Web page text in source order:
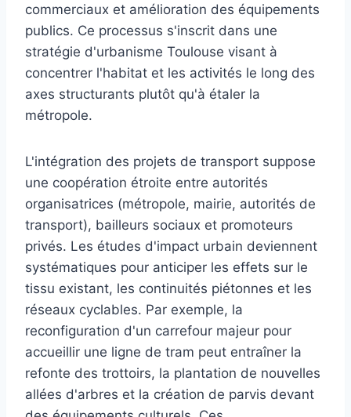
commerciaux et amélioration des équipements
publics. Ce processus s'inscrit dans une
stratégie d'urbanisme Toulouse visant à
concentrer l'habitat et les activités le long des
axes structurants plutôt qu'à étaler la
métropole.
L'intégration des projets de transport suppose
une coopération étroite entre autorités
organisatrices (métropole, mairie, autorités de
transport), bailleurs sociaux et promoteurs
privés. Les études d'impact urbain deviennent
systématiques pour anticiper les effets sur le
tissu existant, les continuités piétonnes et les
réseaux cyclables. Par exemple, la
reconfiguration d'un carrefour majeur pour
accueillir une ligne de tram peut entraîner la
refonte des trottoirs, la plantation de nouvelles
allées d'arbres et la création de parvis devant